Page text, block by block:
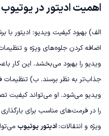
اهمیت ادیتور در یوتیوب
الف) بهبود کیفیت ویدیو: ادیتور
اضافه کردن جلوه‌های ویژه و
ویدیو را بهبود می‌بخشد. این کار
جذاب‌تر به نظر برسند. ب) تنظیمات
ویدیو می‌شود. او می‌تواند کیفیت
را در فرمت‌های مناسب برای
ویژه و انتقالات:ادیتور یوتیوب